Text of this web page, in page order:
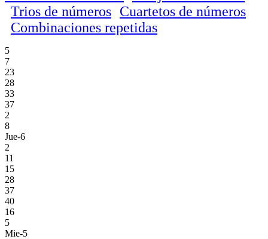
Trios de números Cuartetos de números
Combinaciones repetidas
5
7
23
28
33
37
2
8
Jue-6
2
11
15
28
37
40
16
5
Mie-5